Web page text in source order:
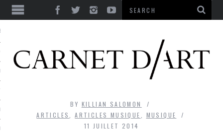
ULTIME
RIRE
BY KILLIAN SALOMON
ARTICLES
,ARTICLES MUSIQUE
MUSIQUE
11 JUILLET 2014